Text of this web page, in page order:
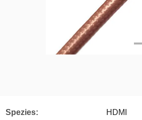
Spezies: HDMI